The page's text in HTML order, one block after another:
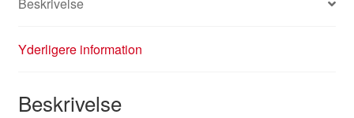
Beskrivelse
Yderligere information
Beskrivelse